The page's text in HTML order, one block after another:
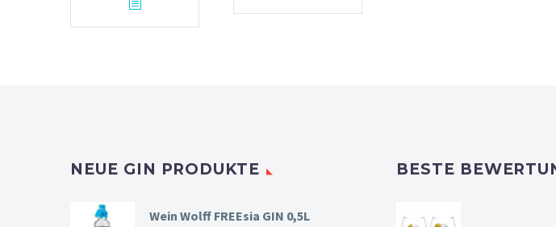
NEUE GIN PRODUKTE
Wein Wolff FREEsia GIN 0,5L
BESTE